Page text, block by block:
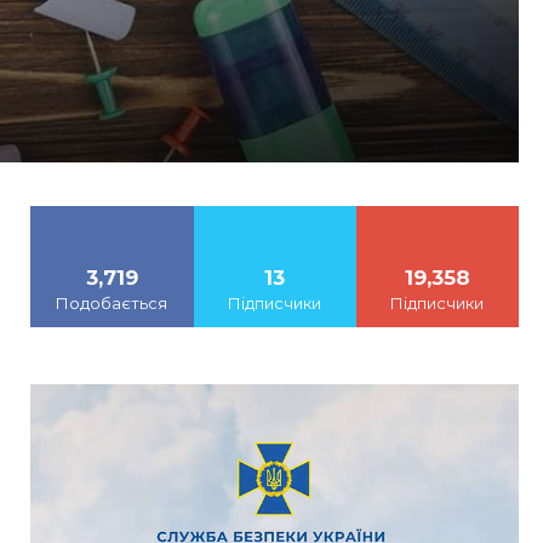
3,719
Подобається
13
Підписчики
19,358
Підписчики